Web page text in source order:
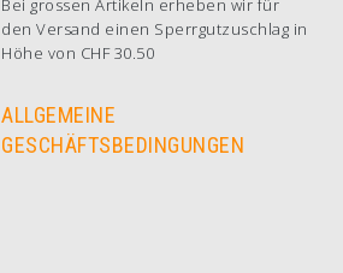
Bei grossen Artikeln erheben wir für
den Versand einen Sperrgutzuschlag in
Höhe von CHF 30.50
ALLGEMEINE
GESCHÄFTSBEDINGUNGEN